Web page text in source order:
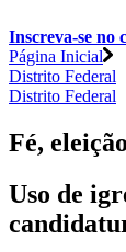
Inscreva-se no
Página Inicial
Distrito Federal
Distrito Federal
Fé,
Uso de